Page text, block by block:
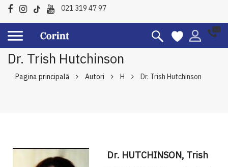
021 319 47 97
Dr. Trish Hutchinson
Pagina principală Autori H Dr. Trish Hutchinson
Dr. HUTCHINSON, Trish